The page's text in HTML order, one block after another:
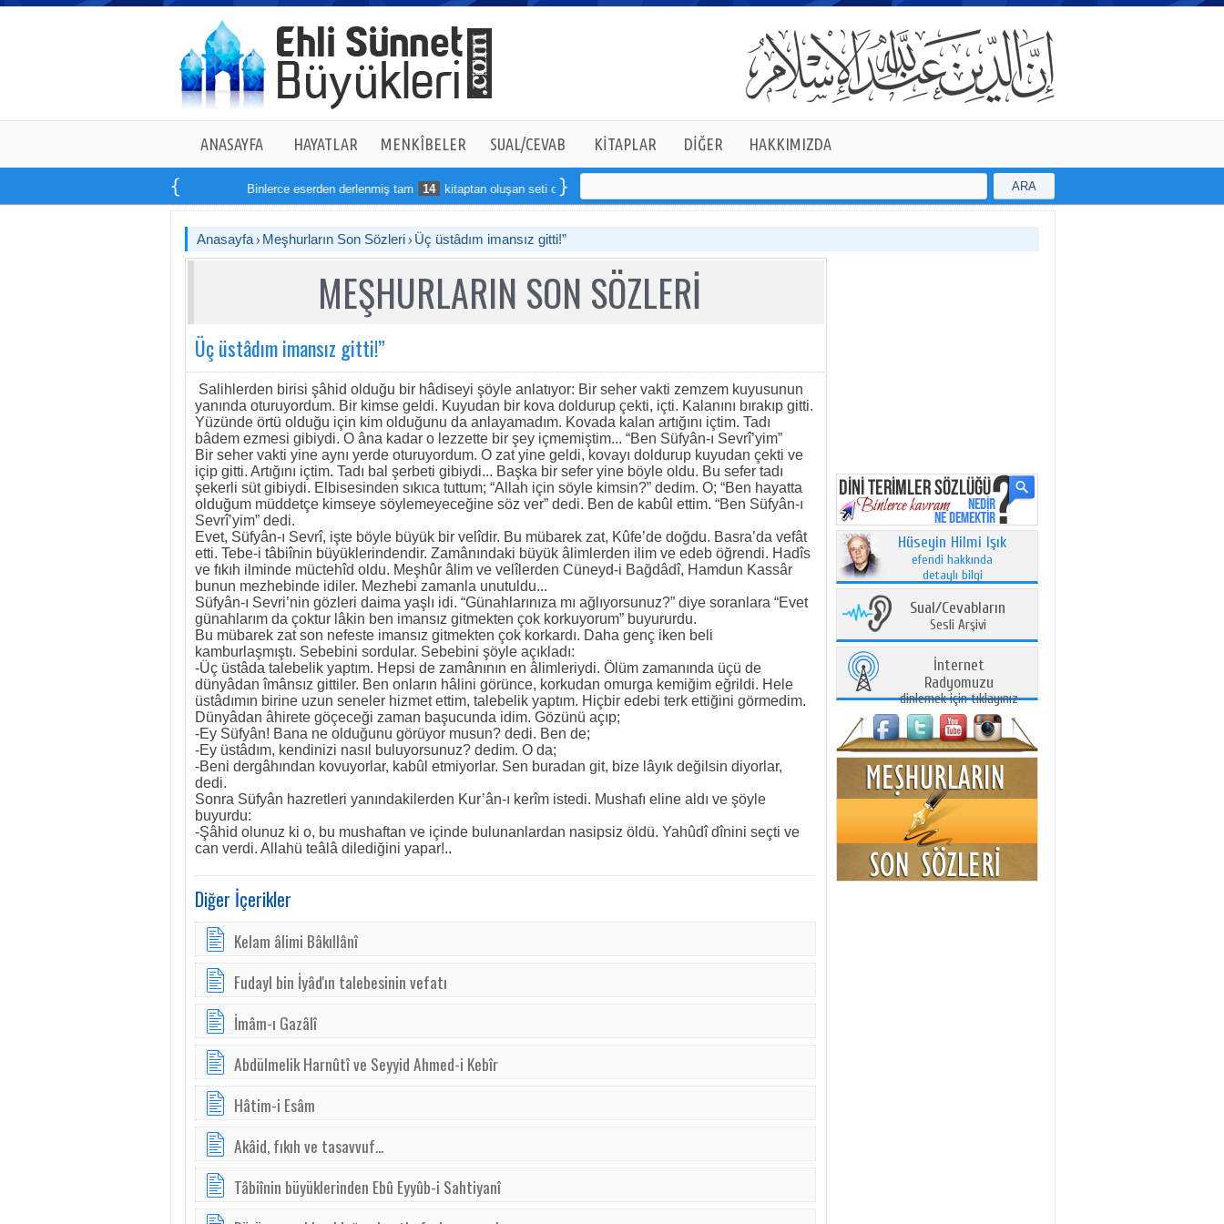
ANASAYFA HAYATLAR MENKÎBELER SUAL/CEVAB KİTAPLAR DİĞER HAKKIMIZDA
Binlerce eserden derlenmiş tam 14 kitaptan oluşan seti online sipariş verebilirsiniz ARA
Anasayfa Meşhurların Son Sözleri Üç üstâdım imansız gitti!”
MEŞHURLARIN SON SÖZLERİ
Üç üstâdım imansız gitti!”
Salihlerden birisi şâhid olduğu bir hâdiseyi şöyle anlatıyor: Bir seher vakti zemzem kuyusunun
yanında oturuyordum. Bir kimse geldi. Kuyudan bir kova doldurup çekti, içti. Kalanını bırakıp gitti.
Yüzünde örtü olduğu için kim olduğunu da anlayamadım. Kovada kalan artığını içtim. Tadı
bâdem ezmesi gibiydi. O âna kadar o lezzette bir şey içmemiştim... “Ben Süfyân-ı Sevrî’yim”
Bir seher vakti yine aynı yerde oturuyordum. O zat yine geldi, kovayı doldurup kuyudan çekti ve
içip gitti. Artığını içtim. Tadı bal şerbeti gibiydi... Başka bir sefer yine böyle oldu. Bu sefer tadı
şekerli süt gibiydi. Elbisesinden sıkıca tuttum; “Allah için söyle kimsin?” dedim. O; “Ben hayatta
olduğum müddetçe kimseye söylemeyeceğine söz ver” dedi. Ben de kabûl ettim. “Ben Süfyân-ı
Sevrî’yim” dedi.
Evet, Süfyân-ı Sevrî, işte böyle büyük bir velîdir. Bu mübarek zat, Kûfe’de doğdu. Basra’da vefât
etti. Tebe-i tâbiînin büyüklerindendir. Zamânındaki büyük âlimlerden ilim ve edeb öğrendi. Hadîs
ve fıkıh ilminde müctehîd oldu. Meşhûr âlim ve velîlerden Cüneyd-i Bağdâdî, Hamdun Kassâr
bunun mezhebinde idiler. Mezhebi zamanla unutuldu...
Süfyân-ı Sevri’nin gözleri daima yaşlı idi. “Günahlarınıza mı ağlıyorsunuz?” diye soranlara “Evet
günahlarım da çoktur lâkin ben imansız gitmekten çok korkuyorum” buyururdu.
Bu mübarek zat son nefeste imansız gitmekten çok korkardı. Daha genç iken beli
kamburlaşmıştı. Sebebini sordular. Sebebini şöyle açıkladı:
-Üç üstâda talebelik yaptım. Hepsi de zamânının en âlimleriydi. Ölüm zamanında üçü de
dünyâdan îmânsız gittiler. Ben onların hâlini görünce, korkudan omurga kemiğim eğrildi. Hele
üstâdımın birine uzun seneler hizmet ettim, talebelik yaptım. Hiçbir edebi terk ettiğini görmedim.
Dünyâdan âhirete göçeceği zaman başucunda idim. Gözünü açıp;
-Ey Süfyân! Bana ne olduğunu görüyor musun? dedi. Ben de;
-Ey üstâdım, kendinizi nasıl buluyorsunuz? dedim. O da;
-Beni dergâhından kovuyorlar, kabûl etmiyorlar. Sen buradan git, bize lâyık değilsin diyorlar,
dedi.
Sonra Süfyân hazretleri yanındakilerden Kur’ân-ı kerîm istedi. Mushafı eline aldı ve şöyle
buyurdu:
-Şâhid olunuz ki o, bu mushaftan ve içinde bulunanlardan nasipsiz öldü. Yahûdî dînini seçti ve
can verdi. Allahü teâlâ dilediğini yapar!..
Diğer İçerikler
Kelam âlimi Bâkıllânî
Fudayl bin İyâd'ın talebesinin vefatı
İmâm-ı Gazâlî
Abdülmelik Harnûtî ve Seyyid Ahmed-i Kebîr
Hâtim-i Esâm
Akâid, fıkıh ve tasavvuf...
Tâbiînin büyüklerinden Ebû Eyyûb-i Sahtiyanî
Hüseyin Hilmi Işık
efendi hakkında
detaylı bilgi
Sual/Cevabların
Sesli Arşivi
İnternet
Radyomuzu
dinlemek için tıklayınız